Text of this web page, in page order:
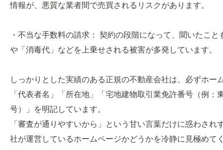
情報が、悪質な業者間で売買されるリスクがあります。
・不当な手数料の請求： 契約の段階になって、聞いたこ
や「消毒代」などを上乗せされる被害が多発しています。
しっかりとした実績のある正規の不動産会社は、必ずホー
「代表者名」「所在地」「宅地建物取引業免許番号（例：
号）」を明記しています。
「審査が通りやすいから」という甘い言葉だけに惑わされ
社が運営しているホームページかどうかを冷静に見極めて